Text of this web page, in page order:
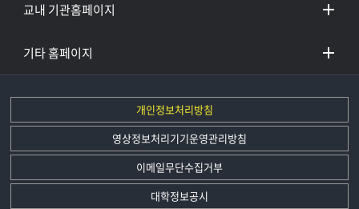
교내 기관홈페이지
기타 홈페이지
개인정보처리방침
영상정보처리기기운영관리방침
이메일무단수집거부
대학정보공시